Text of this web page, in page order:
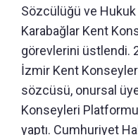
Sözcülüğü ve Hukuk
Karabağlar Kent
görevlerini üstlendi.
İzmir Kent
sözcüsü, onursal
Konseyleri
yaptı. Cumhuriyet